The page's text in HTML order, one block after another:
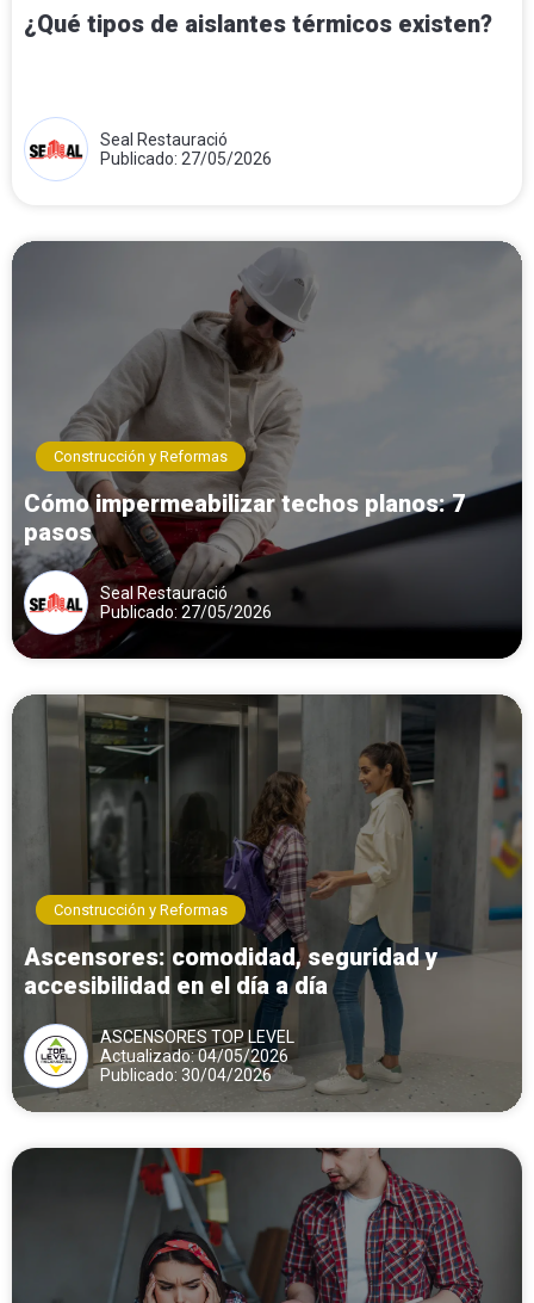
¿Qué tipos de aislantes térmicos existen?
Seal Restauració
Publicado: 27/05/2026
Construcción y Reformas
Cómo impermeabilizar techos planos: 7
pasos
Seal Restauració
Publicado: 27/05/2026
Construcción y Reformas
Ascensores: comodidad, seguridad y
accesibilidad en el día a día
ASCENSORES TOP LEVEL
Actualizado: 04/05/2026
Publicado: 30/04/2026